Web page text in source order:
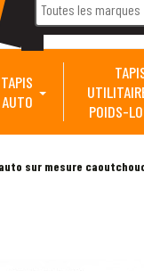
Toutes les marques
TAPIS
AUTO
POIDS-
sur mesure caoutchouc